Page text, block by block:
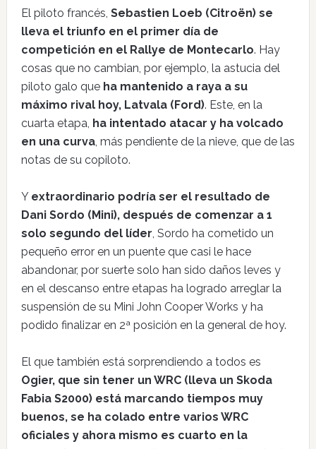
El piloto francés, Sebastien Loeb (Citroën) se
lleva el triunfo en el primer día de
competición en el Rallye de Montecarlo. Hay
cosas que no cambian, por ejemplo, la astucia del
piloto galo queha mantenido a raya a su
máximo rival hoy, Latvala (Ford). Este, en la
cuarta etapa, ha intentado atacar y ha volcado
en una curva, más pendiente de la nieve, que de las
notas de su copiloto.
Y extraordinario podría ser el resultado de
Dani Sordo (Mini), después de comenzar a 1
solo segundo del líder, Sordo ha cometido un
pequeño error en un puente que casi le hace
abandonar, por suerte solo han sido daños leves y
en el descanso entre etapas ha logrado arreglar la
suspensión de su Mini John Cooper Works y ha
podido finalizar en 2ª posición en la general de hoy.
El que también está sorprendiendo a todos es
Ogier, que sin tener un WRC (lleva un Skoda
Fabia S2000) está marcando tiempos muy
buenos, se ha colado entre varios WRC
oficiales y ahora mismo es cuarto en la